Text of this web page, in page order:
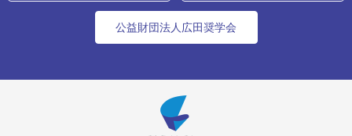
公益財団法人広田奨学会